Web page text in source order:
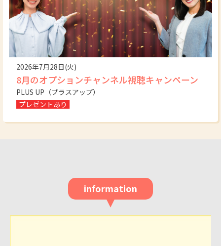
2026年7月28日(火)
8月のオプションチャンネル視聴キャンペーン
PLUS UP（プラスアップ）
プレゼントあり
information